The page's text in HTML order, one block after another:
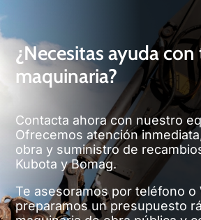
¿Necesitas ayuda con
maquinaria?
Contacta ahora con nuestro
Ofrecemos atención
obra y suministro de
Kubota y Bomag.
Te asesoramos por teléfono o
preparamos un presupuesto